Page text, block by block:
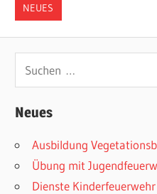
NEUES
Neues
Ausbildung
Übung mit
Dienste